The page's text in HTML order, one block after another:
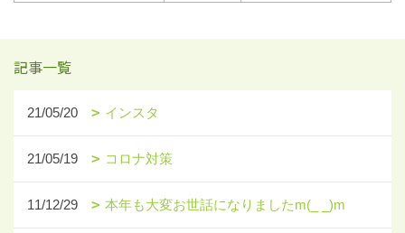
記事一覧
21/05/20 インスタ
21/05/19 コロナ対策
11/12/29 本年も大変お世話になりましたm(_ _)m